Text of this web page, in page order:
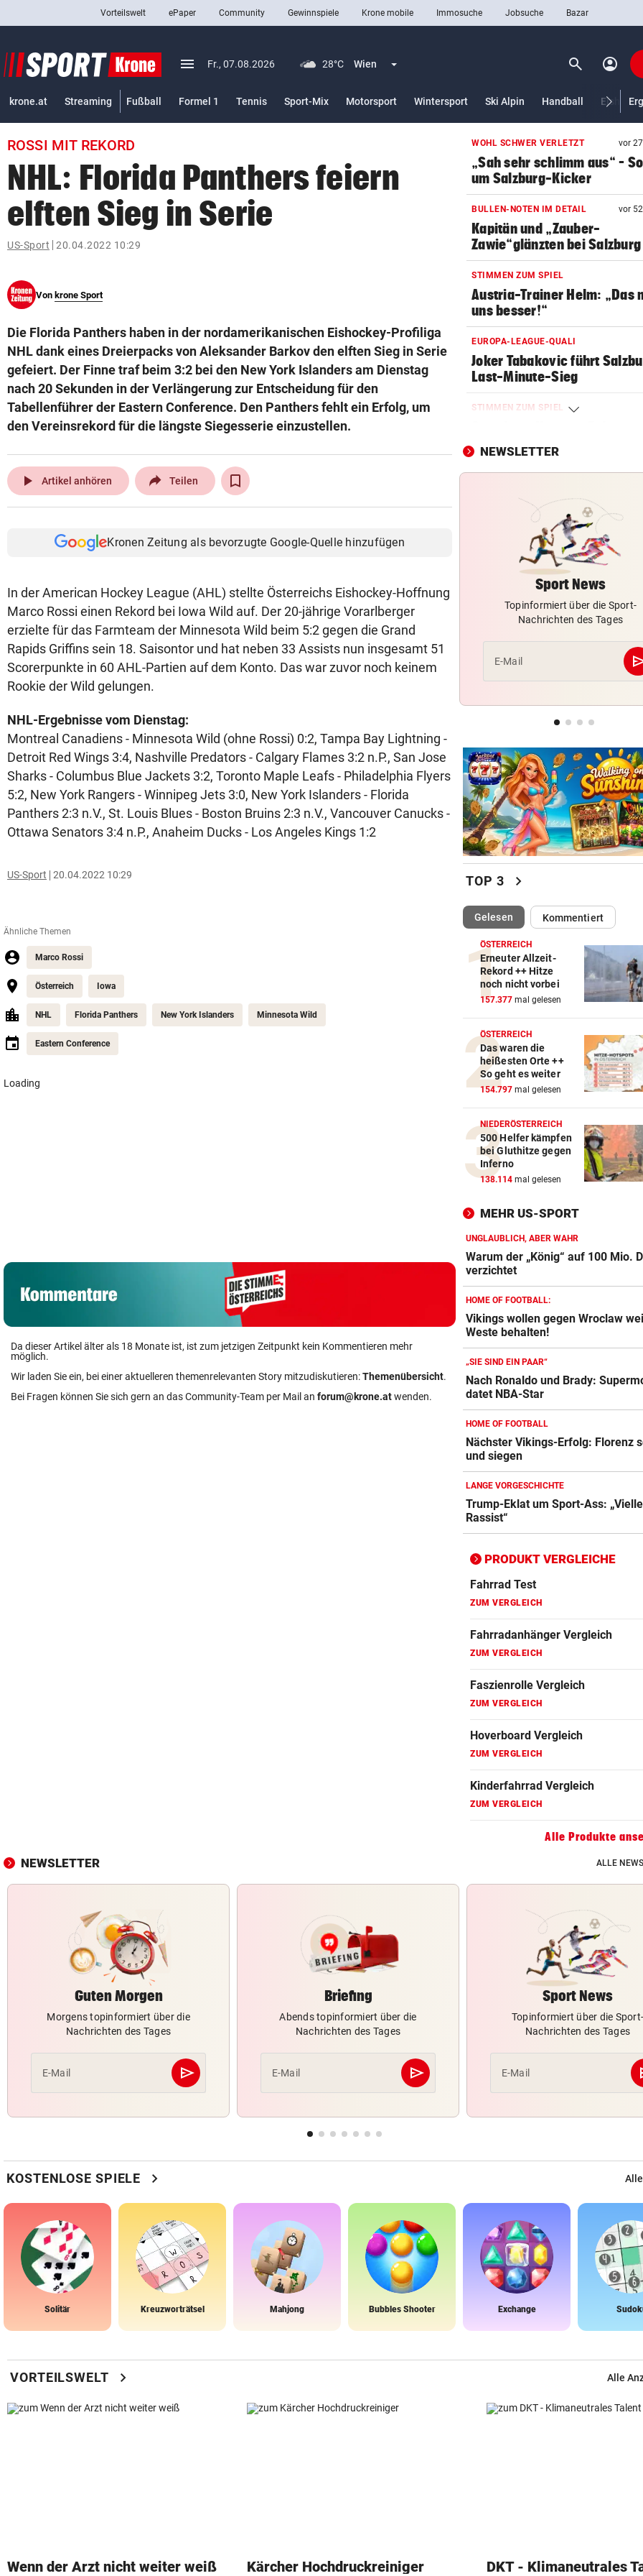
closeSchließen
Abonnieren
pin_drop
bookmark
search
Suchbegriff
© Krone Multimedia GmbH & Co KG 2026
Muthgasse 2, 1190 Wien
Vorteilswelt ePaper Community Gewinnspiele Krone mobile Immosuche Jobsuche Bazar
menu Menü aufklappen
Fr., 07.08.2026 28°C Wien Menü aufklappen search Suchen
account_circle
krone.at Streaming Fußball Formel 1 Tennis Sport-Mix Motorsport Wintersport Ski Alpin Handball
ROSSI MIT REKORD
NHL: Florida Panthers feiern
elften Sieg in Serie
US-Sport 20.04.2022 10:29
Von krone Sport
Die Florida Panthers haben in der nordamerikanischen Eishockey-Profiliga
NHL dank eines Dreierpacks von Aleksander Barkov den elften Sieg in Serie
gefeiert. Der Finne traf beim 3:2 bei den New York Islanders am Dienstag
nach 20 Sekunden in der Verlängerung zur Entscheidung für den
Tabellenführer der Eastern Conference. Den Panthers fehlt ein Erfolg, um
den Vereinsrekord für die längste Siegesserie einzustellen.
play_arrow Artikel anhören Teilen
Kronen Zeitung als bevorzugte Google-Quelle hinzufügen
In der American Hockey League (AHL) stellte Österreichs Eishockey-Hoffnung
Marco Rossi einen Rekord bei Iowa Wild auf. Der 20-jährige Vorarlberger
erzielte für das Farmteam der Minnesota Wild beim 5:2 gegen die Grand
Rapids Griffins sein 18. Saisontor und hat neben 33 Assists nun insgesamt 51
Scorerpunkte in 60 AHL-Partien auf dem Konto. Das war zuvor noch keinem
Rookie der Wild gelungen.
NHL-Ergebnisse vom Dienstag:
Montreal Canadiens - Minnesota Wild (ohne Rossi) 0:2, Tampa Bay Lightning -
Detroit Red Wings 3:4, Nashville Predators - Calgary Flames 3:2 n.P., San Jose
Sharks - Columbus Blue Jackets 3:2, Toronto Maple Leafs - Philadelphia Flyers
5:2, New York Rangers - Winnipeg Jets 3:0, New York Islanders - Florida
Panthers 2:3 n.V., St. Louis Blues - Boston Bruins 2:3 n.V., Vancouver Canucks -
Ottawa Senators 3:4 n.P., Anaheim Ducks - Los Angeles Kings 1:2
US-Sport 20.04.2022 10:29
Ähnliche Themen
Marco Rossi
Österreich Iowa
NHL Florida Panthers New York Islanders Minnesota Wild
Eastern Conference
Loading
Da dieser Artikel älter als 18 Monate ist, ist zum jetzigen Zeitpunkt kein Kommentieren mehr
möglich.
Wir laden Sie ein, bei einer aktuelleren themenrelevanten Story mitzudiskutieren:Themenübersicht.
Bei Fragen können Sie sich gern an das Community-Team per Mail an forum@krone.atwenden.
WOHL SCHWER VERLETZT vor
„Sah sehr schlimm aus“ –
um Salzburg-Kicker
BULLEN-NOTEN IM DETAIL vor
Kapitän und „Zauber-
Zawie“glänzten bei Salzburg
STIMMEN ZUM SPIEL
Austria-Trainer Helm: „Das
uns besser!“
EUROPA-LEAGUE-QUALI
Joker Tabakovic führt
Last-Minute-Sieg
STIMMEN ZUM SPIEL
superhappy nach Hause“
ORKAN, KEIN STROM & CO
häufen sich
WASSERSPRINGEN
Knoll bei EM Achter vom
Lotfi auf Rang 12!
SCHON NÄCHSTE SAISON
F1-Boss verrät: Es wird mehr
Sprintrennen geben
Play-off weit auf
Irre! Salzburg – Pafos wegen
Sintflut unterbrochen
NEWSLETTER
Sport News
Topinformiert über die Sport-
Nachrichten des Tages
E-Mail
TOP 3 chevron_right
Gelesen(ausgewählt)Kommentiert
ÖSTERREICH
Erneuter Allzeit-
Rekord ++ Hitze
noch nicht vorbei
157.377 mal gelesen
ÖSTERREICH
Das waren die
heißesten Orte ++
So geht es weiter
154.797 mal gelesen
NIEDERÖSTERREICH
500 Helfer kämpfen
bei Gluthitze gegen
Inferno
138.114 mal gelesen
MEHR US-SPORT
UNGLAUBLICH, ABER WAHR
Warum der „König“ auf 100 Mio.
verzichtet
HOME OF FOOTBALL:
Vikings wollen gegen Wroclaw
Weste behalten!
„SIE SIND EIN PAAR“
Nach Ronaldo und Brady:
datet NBA-Star
HOME OF FOOTBALL
Nächster Vikings-Erfolg: Florenz
und siegen
LANGE VORGESCHICHTE
Trump-Eklat um Sport-Ass:
Rassist“
PRODUKT VERGLEICHE
Action-Cam Vergleich
ZUM VERGLEICH
Crosstrainer Vergleich
E-Bike Vergleich
ZUM VERGLEICH
Elektro-Scooter Vergleich
ZUM VERGLEICH
Ergometer Vergleich
ZUM VERGLEICH
Fahrrad Test
ZUM VERGLEICH
Fahrradanhänger Vergleich
ZUM VERGLEICH
Faszienrolle Vergleich
ZUM VERGLEICH
Hoverboard Vergleich
ZUM VERGLEICH
Kinderfahrrad Vergleich
ZUM VERGLEICH
Alle Produkte
NEWSLETTER ALLE
Guten Morgen
Morgens topinformiert über die
Nachrichten des Tages
E-Mail send
Abschicken
Briefing
Abends topinformiert über die
Nachrichten des Tages
E-Mail send
Abschicken
Sport News
Topinformiert über die Sport-
Nachrichten des Tages
E-Mail
KOSTENLOSE SPIELE chevron_right
Solitär Kreuzworträtsel Mahjong Bubbles Shooter Exchange
VORTEILSWELT chevron_right Alle
Wenn der Arzt nicht weiter weiß Kärcher Hochdruckreiniger DKT - Klimaneutrales